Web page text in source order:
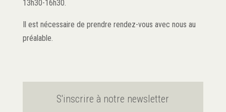
13h30-16h30.
Il est nécessaire de prendre rendez-vous avec nous au
préalable.
S'inscrire à notre newsletter